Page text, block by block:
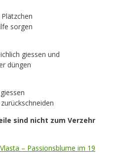
sorgen
giessen und
düngen
sind nicht zum Verzehr
– Passionsblume im 19